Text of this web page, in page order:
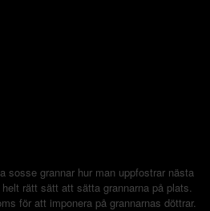
sosse grannar hur man uppfostrar nästa
rätt sätt att sätta grannarna på plats.
för att imponera på grannarnas döttrar.